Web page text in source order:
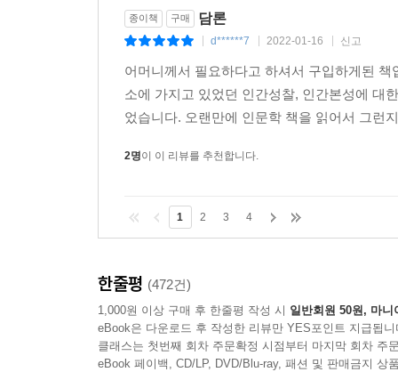
다스려야 한다는 것이었지만, 당시에는 대부(大
우리의 사법 현실도 이와 대동소이하다. 정치인
말이 있다. 그리고 이러한 사법 현실보다 더 큰
일반 사범은 ‘범죄인’이라고 한다. 엄청난 인식의
완고한 인식틀이다.
20년 20일, 나의 대학 시절
것이었지만, 그 안에는 인간과 사회에 대한 진
책을 읽은 많은 독자들도 똑같은 질문을 한다. 선
살아가고 있는 모습을 보여주는 것이 가족들에
당국으로 대표되는 국가권력이 편지를 검열하기
이 책 『담론』에서는 검열필 편지 속에 미처
종이책 구매 담론
d******7 2022-01-16 신고
어머니께서 필요하다고 하셔서 구입하게된
소에 가지고 있었던 인간성찰, 인간본성에 대
었습니다. 오랜만에 인문학 책을 읽어서 그런
2명이 이 리뷰를 추천합니다.
1 2 3 4
한줄평 (472건)
1,000원 이상 구매 후 한줄평 작성 시 일반회원 50원, 마니
eBook은 다운로드 후 작성한 리뷰만 YES포인트 지급됩니
클래스는 첫번째 회차 주문확정 시점부터 마지막 회차 주
eBook 페이백, CD/LP, DVD/Blu-ray, 패션 및 판매금지 상